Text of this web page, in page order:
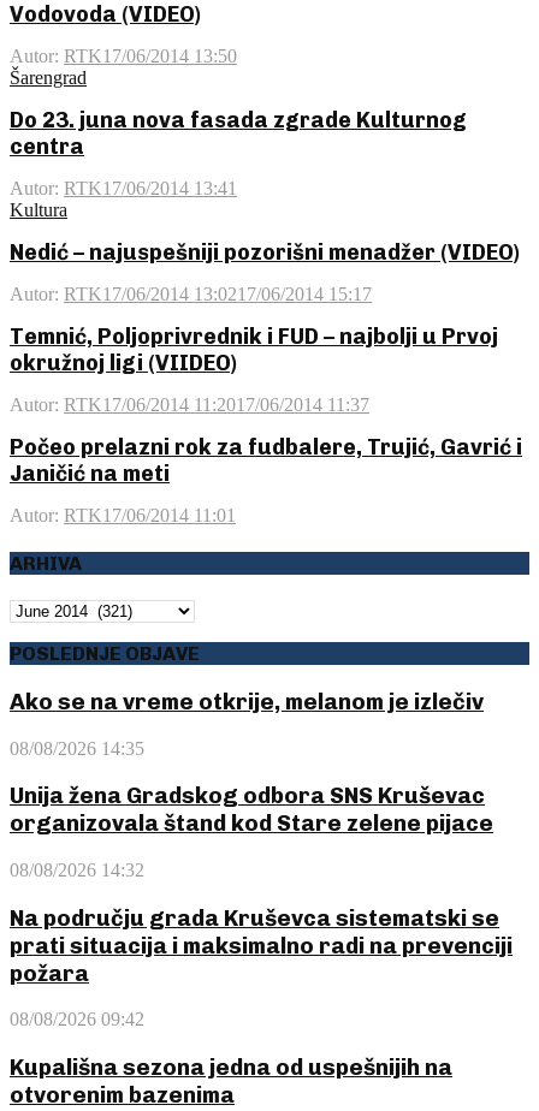
Vodovoda (VIDEO)
Autor: RTK17/06/2014 13:50
Šarengrad
Do 23. juna nova fasada zgrade Kulturnog
centra
Autor: RTK17/06/2014 13:41
Kultura
Nedić – najuspešniji pozorišni menadžer (VIDEO)
Autor: RTK17/06/2014 13:0217/06/2014 15:17
Temnić, Poljoprivrednik i FUD – najbolji u Prvoj
okružnoj ligi (VIIDEO)
Autor: RTK17/06/2014 11:2017/06/2014 11:37
Počeo prelazni rok za fudbalere, Trujić, Gavrić i
Janičić na meti
Autor: RTK17/06/2014 11:01
ARHIVA
ARHIVA
POSLEDNJE OBJAVE
Ako se na vreme otkrije, melanom je izlečiv
08/08/2026 14:35
Unija žena Gradskog odbora SNS Kruševac
organizovala štand kod Stare zelene pijace
08/08/2026 14:32
Na području grada Kruševca sistematski se
prati situacija i maksimalno radi na prevenciji
požara
08/08/2026 09:42
Kupališna sezona jedna od uspešnijih na
otvorenim bazenima